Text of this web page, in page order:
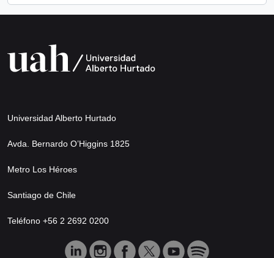
Universidad Alberto Hurtado
Avda. Bernardo O’Higgins 1825
Metro Los Héroes
Santiago de Chile
Teléfono +56 2 2692 0200